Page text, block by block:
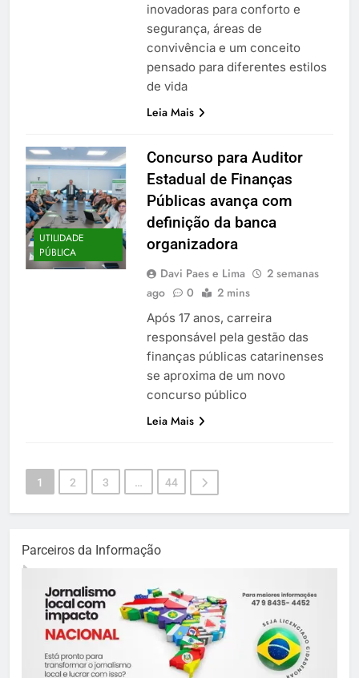
inovadoras para conforto e
segurança, áreas de
convivência e um conceito
pensado para diferentes estilos
de vida
Leia Mais
UTILIDADE
PÚBLICA
Concurso para Auditor
Estadual de Finanças
Públicas avança com
definição da banca
organizadora
Davi Paes e Lima
2 semanas
ago
0 2 mins
Após 17 anos, carreira
responsável pela gestão das
finanças públicas catarinenses
se aproxima de um novo
concurso público
Leia Mais
1 2 3 … 44
Parceiros da Informação